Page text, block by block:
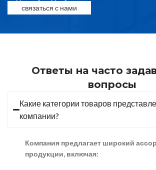
связаться с нами
Ответы на часто
вопросы
Какие категории товаров
компании?
Компания предлагает широкий
продукции, включая: